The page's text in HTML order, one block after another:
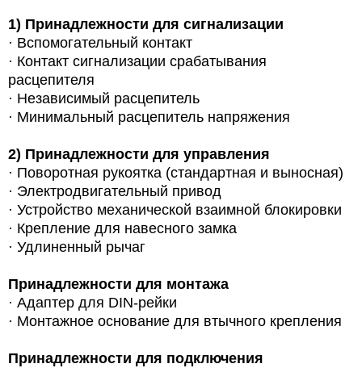
1) Принадлежности для сигнализации
· Вспомогательный контакт
· Контакт сигнализации срабатывания
расцепителя
· Независимый расцепитель
· Минимальный расцепитель напряжения
2) Принадлежности для управления
· Поворотная рукоятка (стандартная и выносная)
· Электродвигательный привод
· Устройство механической взаимной блокировки
· Крепление для навесного замка
· Удлиненный рычаг
Принадлежности для монтажа
· Адаптер для DIN-рейки
· Монтажное основание для втычного крепления
Принадлежности для подключения